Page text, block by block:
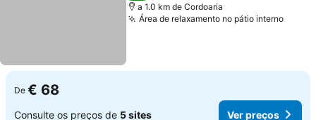
a 1.0 km de Cordoaria
Área de relaxamento no pátio interno
De € 68
Consulte os preços de 5 sites Ver preços